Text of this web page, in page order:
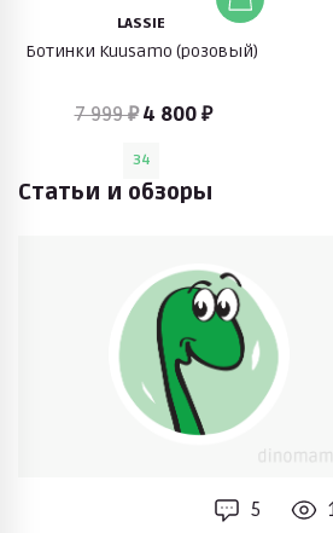
LASSIE
Ботинки Kuusamo (розовый)
7 999 ₽ 4 800 ₽
34
Статьи и обзоры
5